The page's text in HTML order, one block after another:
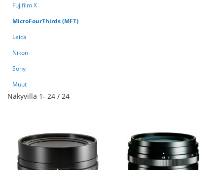
Näkyvillä 1- 24 / 24
Fujifilm X
MicroFourThirds (MFT)
Leica
Nikon
Sony
Muut